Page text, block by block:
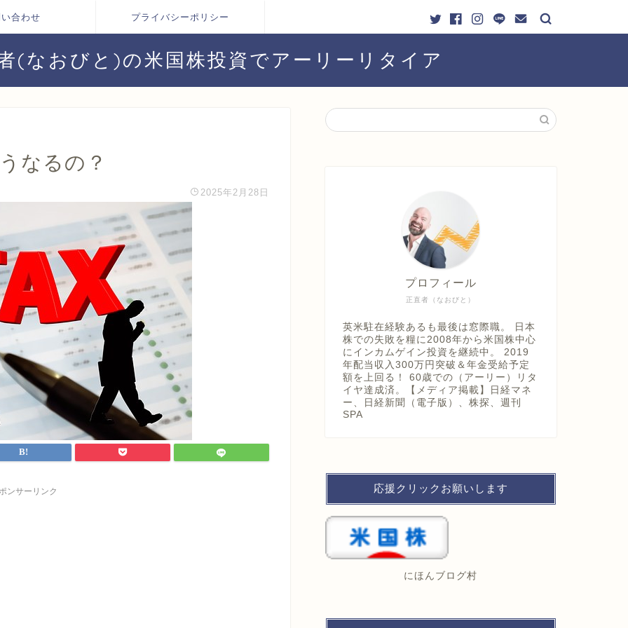
合わせ プライバシーポリシー
(なおびと)の米国株投資でアーリーリタイア
なるの？
2025年2月28日
ンサーリンク
正直者（なおびと）
プロフィール
英米駐在経験あるも最後は窓際職。 日本
株での失敗を糧に2008年から米国株中心
にインカムゲイン投資を継続中。 2019
年配当収入300万円突破＆年金受給予定
額を上回る！ 60歳での（アーリー）リタ
イヤ達成済。【メディア掲載】日経マネ
ー、日経新聞（電子版）、株探、週刊
SPA
応援クリックお願いします
にほんブログ村